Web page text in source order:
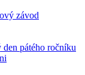
závod
pátého ročníku